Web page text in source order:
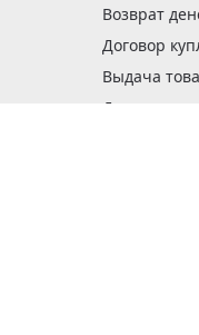
Возврат
Договор
Выдача
Доставка